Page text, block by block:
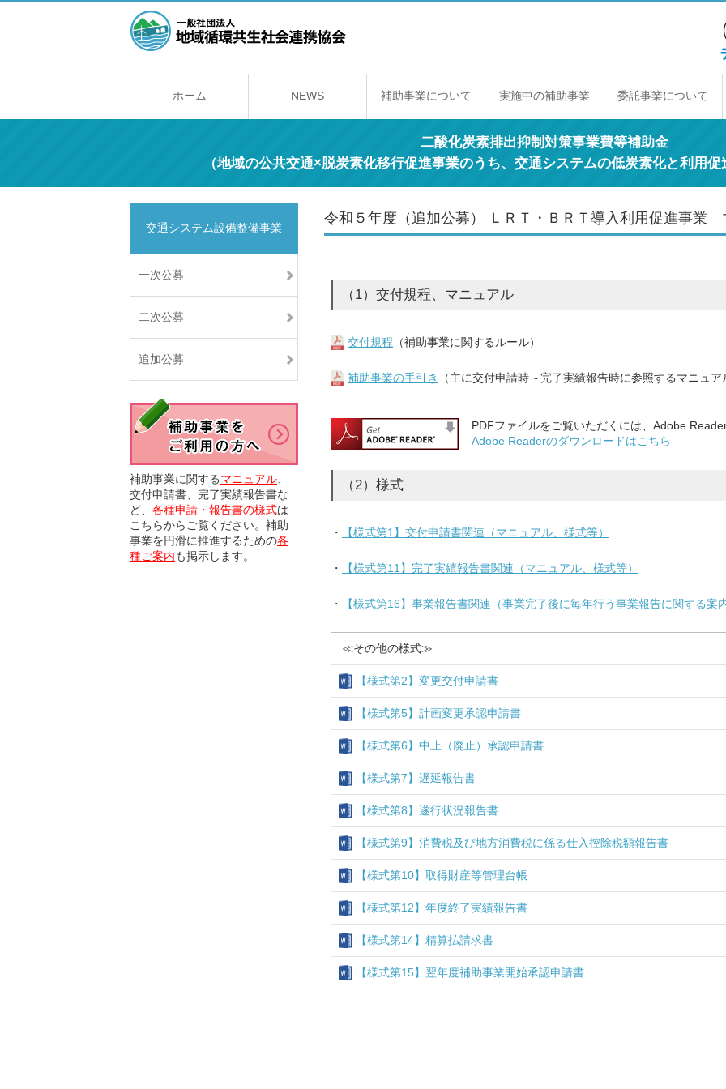
ホーム NEWS 補助事業について
補助事業のしくみ
年間スケジュール
補助事業一覧
交付規程
経理契約に関する原則
事業報告書の提出
取得財産の取り扱い
実施中の補助事業 委託事業について
二酸化炭素排出抑制対策事業費等補助金
（地域の公共交通×脱炭素化移行促進事業のうち、交通システムの低炭素化と利用促
令和５年度（追加公募） ＬＲＴ・ＢＲＴ導入利用促進事業
（1）交付規程、マニュアル
交付規程 （補助事業に関するルール）
補助事業の手引き （主に交付申請時～完了実績報告時に参照するマニュア
PDFファイルをご覧いただくには、Adobe Reader
Adobe Readerのダウンロードはこちら
（2）様式
・ 【様式第1】交付申請書関連（マニュアル、様式等）
・ 【様式第11】完了実績報告書関連（マニュアル、様式等）
・ 【様式第16】事業報告書関連（事業完了後に毎年行う事業報告に関する案内
≪その他の様式≫
【様式第2】変更交付申請書
【様式第5】計画変更承認申請書
【様式第6】中止（廃止）承認申請書
【様式第7】遅延報告書
【様式第8】遂行状況報告書
【様式第9】消費税及び地方消費税に係る仕入控除税額報告書
【様式第10】取得財産等管理台帳
【様式第12】年度終了実績報告書
【様式第14】精算払請求書
【様式第15】翌年度補助事業開始承認申請書
交通システム設備整備事業
一次公募
二次公募
追加公募
補助事業に関するマニュアル
交付申請書、完了実績報告書な
ど、 各種申請・報告書の様式は
こちらからご覧ください。補助
事業を円滑に推進するための各
種ご案内も掲示します。